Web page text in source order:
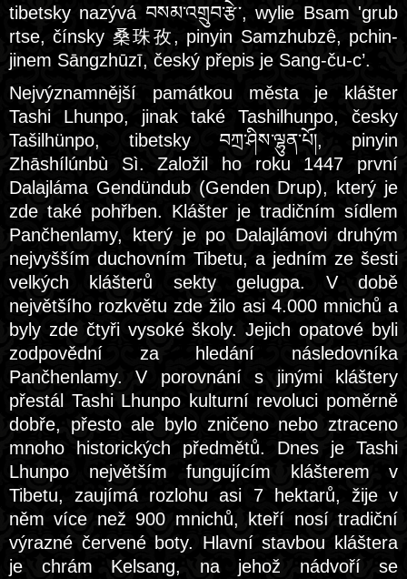
tibetsky nazývá བསམ་འགྲུབ་རྩེ་, wylie Bsam 'grub
rtse, čínsky 桑珠孜, pinyin Samzhubzê, pchin-
jinem Sāngzhūzī, český přepis je Sang-ču-c’.
Nejvýznamnější památkou města je klášter
Tashi Lhunpo, jinak také Tashilhunpo, česky
Tašilhünpo, tibetsky བཀྲ་ཤིས་ལྷུན་པོ།, pinyin
Zhāshílúnbù Sì. Založil ho roku 1447 první
Dalajláma Gendündub (Genden Drup), který je
zde také pohřben. Klášter je tradičním sídlem
Pančhenlamy, který je po Dalajlámovi druhým
nejvyšším duchovním Tibetu, a jedním ze šesti
velkých klášterů sekty gelugpa. V době
největšího rozkvětu zde žilo asi 4.000 mnichů a
byly zde čtyři vysoké školy. Jejich opatové byli
zodpovědní za hledání následovníka
Pančhenlamy. V porovnání s jinými kláštery
přestál Tashi Lhunpo kulturní revoluci poměrně
dobře, přesto ale bylo zničeno nebo ztraceno
mnoho historických předmětů. Dnes je Tashi
Lhunpo největším fungujícím klášterem v
Tibetu, zaujímá rozlohu asi 7 hektarů, žije v
něm více než 900 mnichů, kteří nosí tradiční
výrazné červené boty. Hlavní stavbou kláštera
je chrám Kelsang, na jehož nádvoří se